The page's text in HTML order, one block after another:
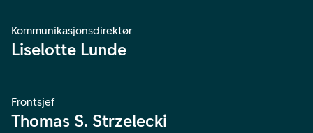
Kommunikasjonsdirektør
Liselotte Lunde
Frontsjef
Thomas S. Strzelecki